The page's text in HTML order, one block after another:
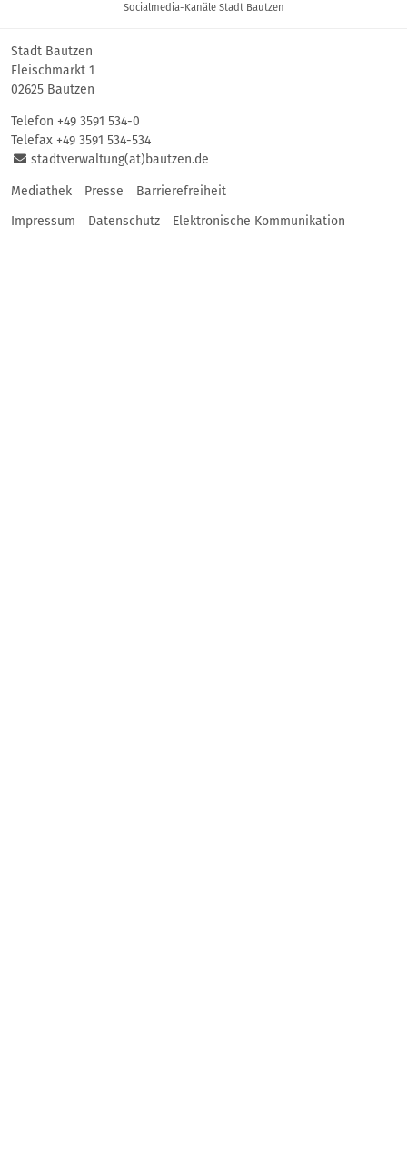
Socialmedia-Kanäle Stadt Bautzen
Stadt Bautzen
Fleischmarkt 1
02625 Bautzen
Telefon +49 3591 534-0
Telefax +49 3591 534-534
stadtverwaltung(at)bautzen.de
Mediathek Presse
Barrierefreiheit
Impressum
Datenschutz Elektronische Kommunikation